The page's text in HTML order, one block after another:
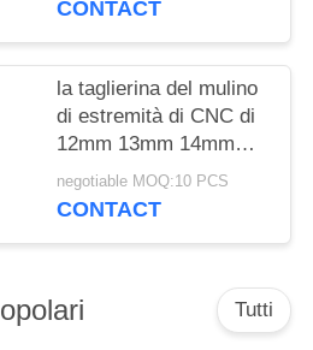
CONTACT
la taglierina del mulino
di estremità di CNC di
12mm 13mm 14mm
15mm/del mulino
estremità di spirale
negotiable MOQ:10 PCS
CONTACT
Tutti